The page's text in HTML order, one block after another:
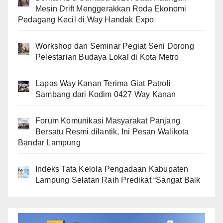
Mesin Drift Menggerakkan Roda Ekonomi
Pedagang Kecil di Way Handak Expo
Workshop dan Seminar Pegiat Seni Dorong
Pelestarian Budaya Lokal di Kota Metro
Lapas Way Kanan Terima Giat Patroli
Sambang dari Kodim 0427 Way Kanan
Forum Komunikasi Masyarakat Panjang
Bersatu Resmi dilantik, Ini Pesan Walikota
Bandar Lampung
Indeks Tata Kelola Pengadaan Kabupaten
Lampung Selatan Raih Predikat “Sangat Baik